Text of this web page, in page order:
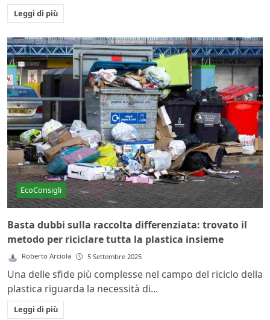
Leggi di più
EcoConsigli
Basta dubbi sulla raccolta differenziata: trovato il
metodo per riciclare tutta la plastica insieme
Roberto Arciola 5 Settembre 2025
Una delle sfide più complesse nel campo del riciclo della
plastica riguarda la necessità di...
Leggi di più